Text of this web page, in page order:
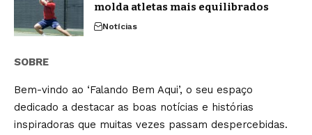
molda atletas mais equilibrados
Notícias
SOBRE
Bem-vindo ao ‘Falando Bem Aqui’, o seu espaço
dedicado a destacar as boas notícias e histórias
inspiradoras que muitas vezes passam despercebidas.